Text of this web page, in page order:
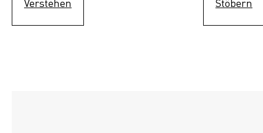
Verstehen Stöbern